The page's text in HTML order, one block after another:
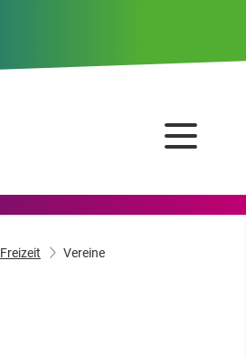
Freizeit Vereine